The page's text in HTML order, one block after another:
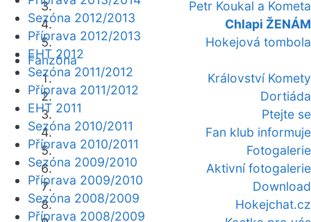
Petr Koukal a Kometa
Chlapi ŽENÁM
Hokejová tombola
Fanzóna
Království Komety
Dortiáda
Ptejte se
Fan klub informuje
Fotogalerie
Aktivní fotogalerie
Download
Hokejchat.cz
Sezóna 2012/2013
Příprava 2012/2013
EHT 2012
Sezóna 2011/2012
Příprava 2011/2012
EHT 2011
Sezóna 2010/2011
Příprava 2010/2011
Sezóna 2009/2010
Příprava 2009/2010
Sezóna 2008/2009
Příprava 2008/2009